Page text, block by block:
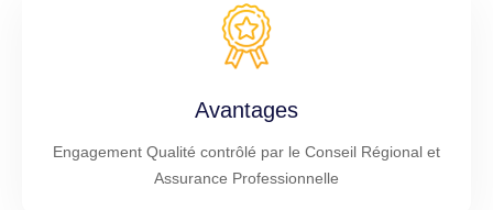
Avantages
Engagement Qualité contrôlé par le Conseil Régional et
Assurance Professionnelle